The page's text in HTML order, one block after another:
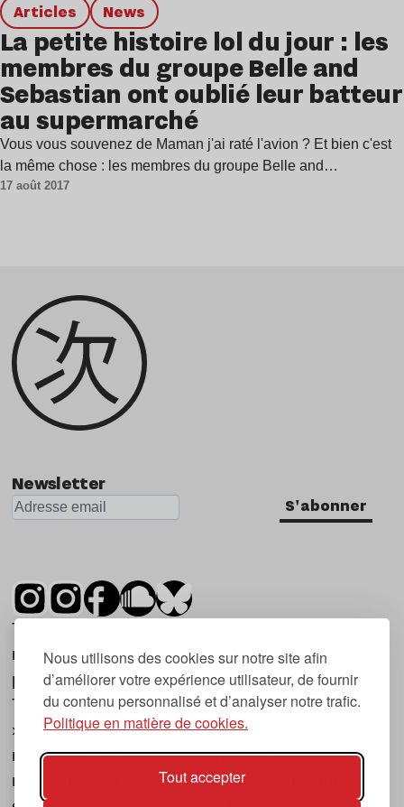
Nous utilisons des cookies sur notre site afin
d’améliorer votre expérience utilisateur, de fournir
du contenu personnalisé et d’analyser notre trafic.
Politique en matière de cookies.
Tout accepter
Articles news
La petite histoire lol du jour : les
membres du groupe Belle and
Sebastian ont oublié leur batteur
au supermarché
Vous vous souvenez de Maman j'ai raté l'avion ? Et bien c'est
la même chose : les membres du groupe Belle and…
17 août 2017
Newsletter
S'abonner
Tsugi est un mensuel indépendant sur la
musique et les nouvelles tendances, dont la
première parution date de 2007.
Tsugi en japonais signifie « prochain », « suivant
», ce qui correspond à la thématique du
magazine, à l’affût des nouvelles tendances
musicales, qu’elles viennent de la musique